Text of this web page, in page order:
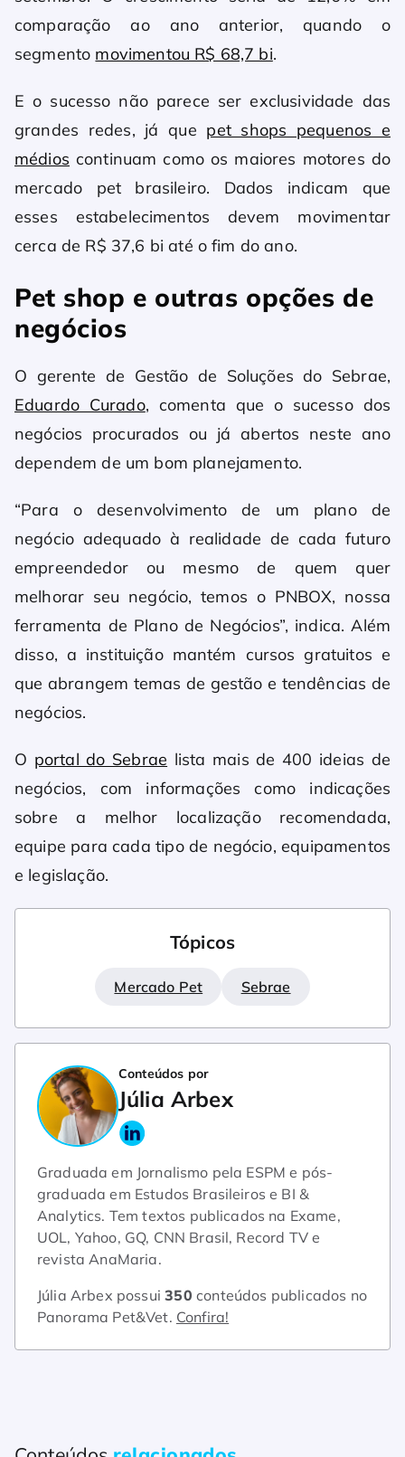
comparação ao ano anterior, quando o
segmento movimentou R$ 68,7 bi.
E o sucesso não parece ser exclusividade das
grandes redes, já que pet shops pequenos e
médios continuam como os maiores motores do
mercado pet brasileiro. Dados indicam que
esses estabelecimentos devem movimentar
cerca de R$ 37,6 bi até o fim do ano.
Pet shop e outras opções de
negócios
O gerente de Gestão de Soluções do Sebrae,
Eduardo Curado, comenta que o sucesso dos
negócios procurados ou já abertos neste ano
dependem de um bom planejamento.
“Para o desenvolvimento de um plano de
negócio adequado à realidade de cada futuro
empreendedor ou mesmo de quem quer
melhorar seu negócio, temos o PNBOX, nossa
ferramenta de Plano de Negócios”, indica. Além
disso, a instituição mantém cursos gratuitos e
que abrangem temas de gestão e tendências de
negócios.
O portal do Sebrae lista mais de 400 ideias de
negócios, com informações como indicações
sobre a melhor localização recomendada,
equipe para cada tipo de negócio, equipamentos
e legislação.
Tópicos
Mercado Pet Sebrae
Conteúdos por
Júlia Arbex
Graduada em Jornalismo pela ESPM e pós-
graduada em Estudos Brasileiros e BI &
Analytics. Tem textos publicados na Exame,
UOL, Yahoo, GQ, CNN Brasil, Record TV e
revista AnaMaria.
Júlia Arbex possui350 conteúdos publicados no
Panorama Pet&Vet. Confira!